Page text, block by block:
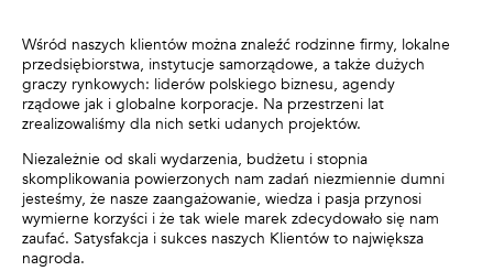
Wśród naszych klientów można znaleźć rodzinne firmy, lokalne
przedsiębiorstwa, instytucje samorządowe, a także dużych
graczy rynkowych: liderów polskiego biznesu, agendy
rządowe jak i globalne korporacje. Na przestrzeni lat
zrealizowaliśmy dla nich setki udanych projektów.
Niezależnie od skali wydarzenia, budżetu i stopnia
skomplikowania powierzonych nam zadań niezmiennie dumni
jesteśmy, że nasze zaangażowanie, wiedza i pasja przynosi
wymierne korzyści i że tak wiele marek zdecydowało się nam
zaufać. Satysfakcja i sukces naszych Klientów to największa
nagroda.